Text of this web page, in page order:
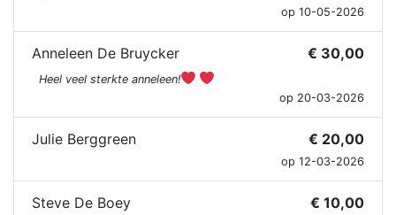
op 10-05-2026
Anneleen De Bruycker € 30,00
Heel veel sterkte anneleen!
op 20-03-2026
Julie Berggreen € 20,00
op 12-03-2026
Steve De Boey € 10,00